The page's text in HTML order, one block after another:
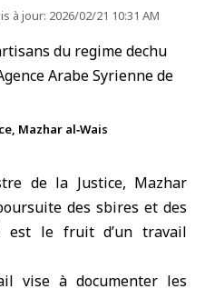
à jour: 2026/02/21 10:31 AM
Mazhar al‑Wais
de la Justice, Mazhar
des sbires et des
est le fruit d’un travail
vise à documenter les